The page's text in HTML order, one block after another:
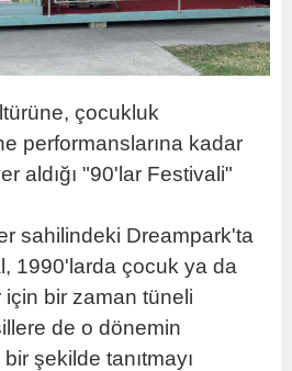
çocukluk
performanslarına kadar
aldığı "90'lar Festivali"
sahilindeki Dreampark'ta
1990'larda çocuk ya da
bir zaman tüneli
de o dönemin
şekilde tanıtmayı